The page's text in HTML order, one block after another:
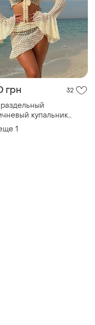
грн 32
купальник
пляжный
с лимонным
1